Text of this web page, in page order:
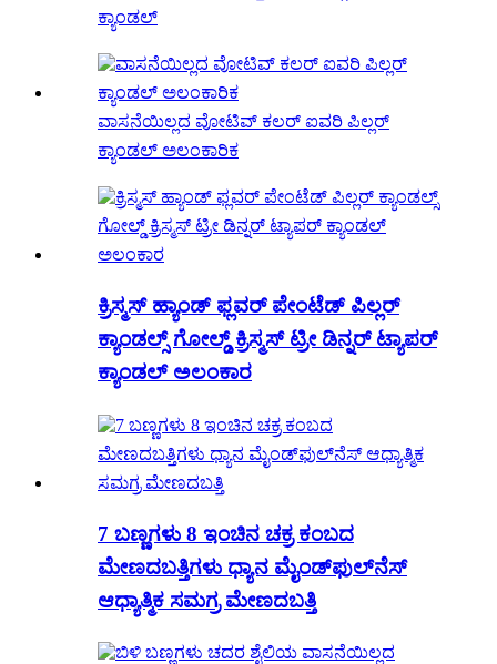
ಕ್ಯಾಂಡಲ್
ವಾಸನೆಯಿಲ್ಲದ ವೋಟಿವ್ ಕಲರ್ ಐವರಿ ಪಿಲ್ಲರ್
ಕ್ಯಾಂಡಲ್ ಅಲಂಕಾರಿಕ
ಕ್ರಿಸ್ಮಸ್ ಹ್ಯಾಂಡ್ ಫ್ಲವರ್ ಪೇಂಟೆಡ್ ಪಿಲ್ಲರ್
ಕ್ಯಾಂಡಲ್ಸ್ ಗೋಲ್ಡ್ ಕ್ರಿಸ್ಮಸ್ ಟ್ರೀ ಡಿನ್ನರ್ ಟ್ಯಾಪರ್
ಕ್ಯಾಂಡಲ್ ಅಲಂಕಾರ
7 ಬಣ್ಣಗಳು 8 ಇಂಚಿನ ಚಕ್ರ ಕಂಬದ
ಮೇಣದಬತ್ತಿಗಳು ಧ್ಯಾನ ಮೈಂಡ್‌ಫುಲ್‌ನೆಸ್
ಆಧ್ಯಾತ್ಮಿಕ ಸಮಗ್ರ ಮೇಣದಬತ್ತಿ